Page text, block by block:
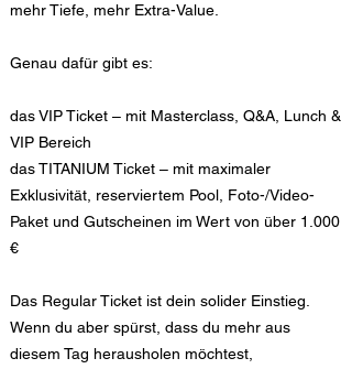
mehr Tiefe, mehr Extra-Value.
Genau dafür gibt es:
das VIP Ticket – mit Masterclass, Q&A, Lunch &
VIP Bereich
das TITANIUM Ticket – mit maximaler
Exklusivität, reserviertem Pool, Foto-/Video-
Paket und Gutscheinen im Wert von über 1.000
€
Das Regular Ticket ist dein solider Einstieg.
Wenn du aber spürst, dass du mehr aus
diesem Tag herausholen möchtest,